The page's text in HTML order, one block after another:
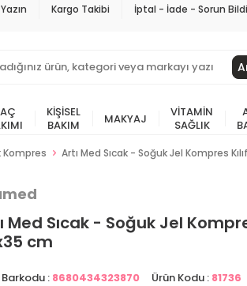
Kargo Takibi İptal - İade - Sorun
KIŞISEL
BAKIM
MAKYAJ
VITAMIN
SAĞLIK
Kompres Artı Med Sıcak - Soğuk Jel Kompres
Med Sıcak - Soğuk Jel
cm
Barkodu : 8680434323870 Ürün Kodu : 81736